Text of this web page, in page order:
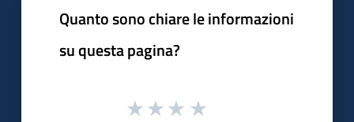
Quanto sono chiare le informazioni
su questa pagina?